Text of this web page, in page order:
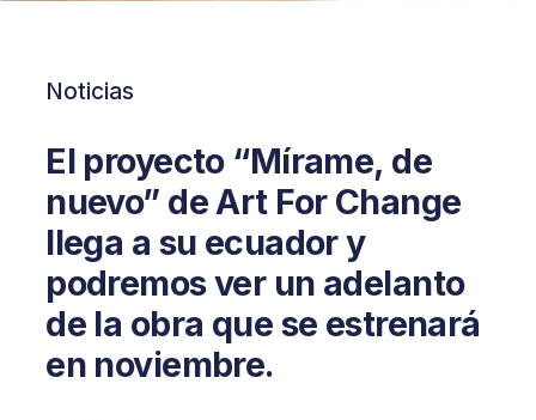
Noticias
El proyecto “Mírame, de
nuevo” de Art For Change
llega a su ecuador y
podremos ver un adelanto
de la obra que se estrenará
en noviembre.